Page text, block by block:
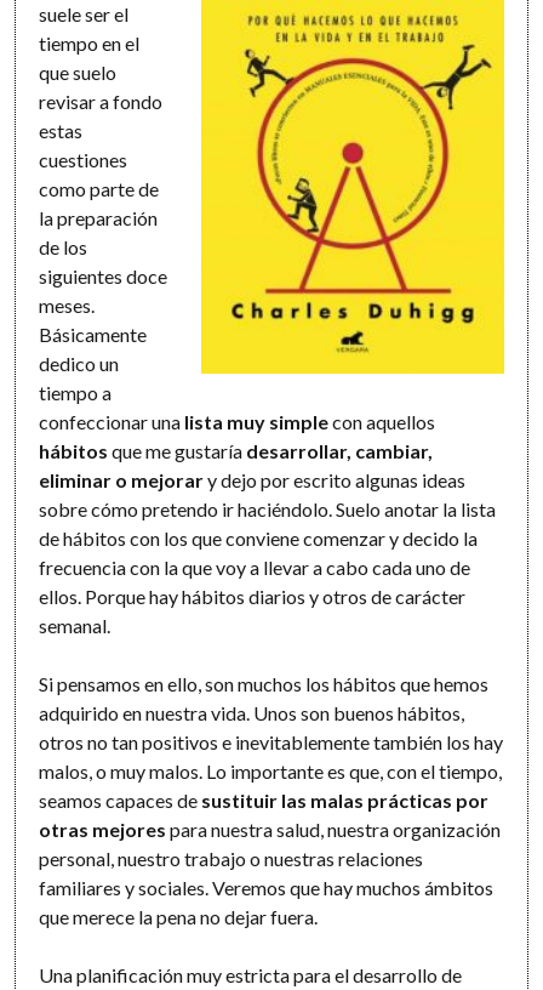
suele ser el
tiempo en el
que suelo
revisar a fondo
estas
cuestiones
como parte de
la preparación
de los
siguientes doce
meses.
Básicamente
dedico un
tiempo a
confeccionar una lista muy simplecon aquellos
hábitos que me gustaría desarrollar, cambiar,
eliminar o mejorary dejo por escrito algunas ideas
sobre cómo pretendo ir haciéndolo. Suelo anotar la lista
de hábitos con los que conviene comenzar y decido la
frecuencia con la que voy a llevar a cabo cada uno de
ellos. Porque hay hábitos diarios y otros de carácter
semanal.
Si pensamos en ello, son muchos los hábitos que hemos
adquirido en nuestra vida. Unos son buenos hábitos,
otros no tan positivos e inevitablemente también los hay
malos, o muy malos. Lo importante es que, con el tiempo,
seamos capaces de sustituir las malas prácticas por
otras mejores para nuestra salud, nuestra organización
personal, nuestro trabajo o nuestras relaciones
familiares y sociales. Veremos que hay muchos ámbitos
que merece la pena no dejar fuera.
Una planificación muy estricta para el desarrollo de